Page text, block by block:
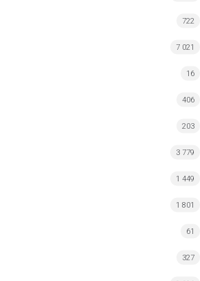
722
7 021
16
406
203
3 779
1 449
1 801
61
327